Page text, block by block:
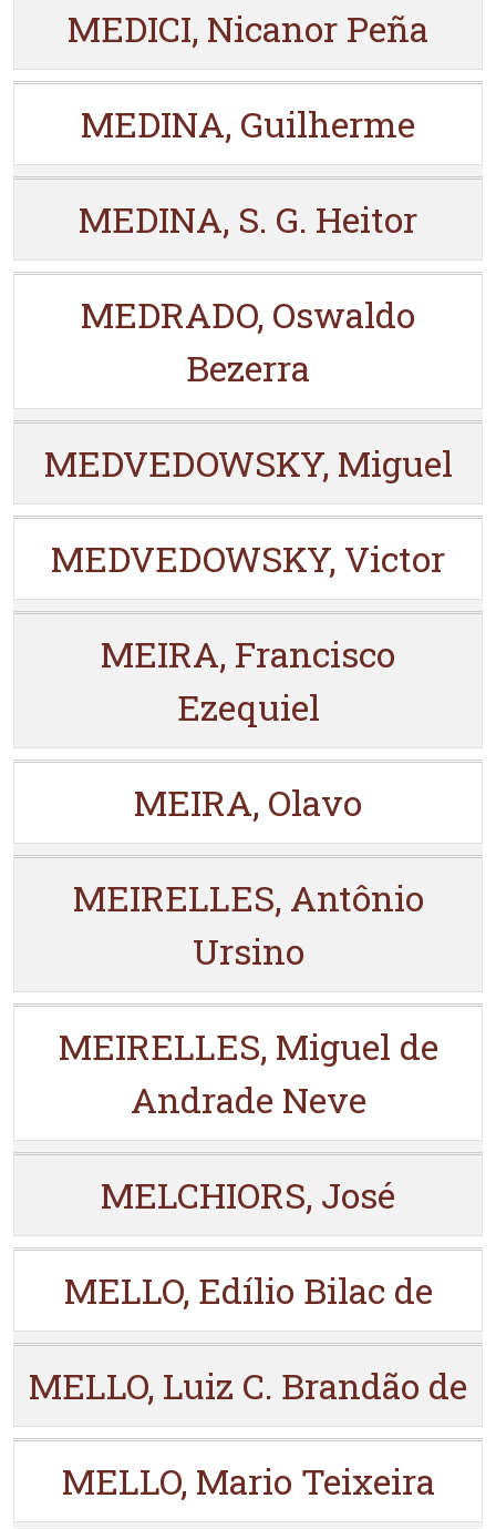
MEDICI, Nicanor Peña
MEDINA, Guilherme
MEDINA, S. G. Heitor
MEDRADO, Oswaldo
Bezerra
MEDVEDOWSKY, Miguel
MEDVEDOWSKY, Victor
MEIRA, Francisco
Ezequiel
MEIRA, Olavo
MEIRELLES, Antônio
Ursino
MEIRELLES, Miguel de
Andrade Neve
MELCHIORS, José
MELLO, Edílio Bilac de
MELLO, Luiz C. Brandão de
MELLO, Mario Teixeira